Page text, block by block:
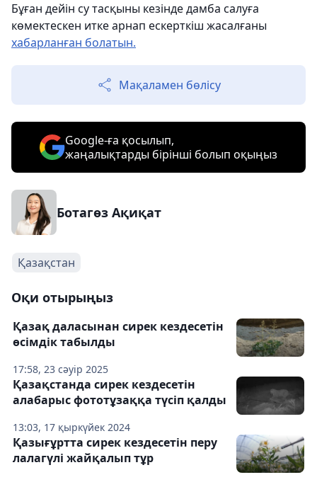
Бұған дейін су тасқыны кезінде дамба салуға
көмектескен итке арнап ескерткіш жасалғаны
хабарланған болатын.
Мақаламен бөлісу
Google-ға қосылып,
жаңалықтарды бірінші болып оқыңыз
Ботагөз Ақиқат
Қазақстан
Оқи отырыңыз
17:58, 23 сәуір 2025
Қазақ даласынан сирек кездесетін
өсімдік табылды
13:03, 17 қыркүйек 2024
Қазақстанда сирек кездесетін
алабарыс фототұзаққа түсіп қалды
Қазығұртта сирек кездесетін перу
лалагүлі жайқалып тұр